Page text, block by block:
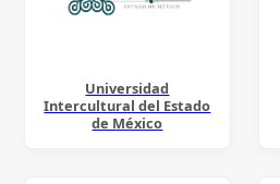
Universidad
Intercultural del Estado
de México